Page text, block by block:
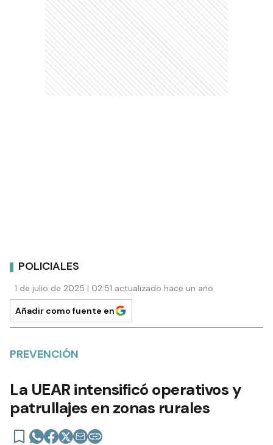
POLICIALES
1 de julio de 2025 | 02:51 actualizado hace un año
Añadir como fuente en
PREVENCIÓN
La UEAR intensificó operativos y
patrullajes en zonas rurales